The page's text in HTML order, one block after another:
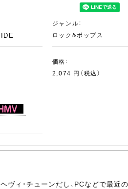
ジャンル：
ロック&ポップス
価格：
2,074 円（税込）
ヴィ・チューンだし、PCなどで最近